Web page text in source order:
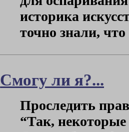
историка
точно знали, что
Смогу ли я?...
Проследить
“Так,